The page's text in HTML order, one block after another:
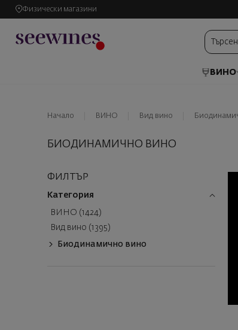
Физически магазини
ВИНО
Начало ВИНО Вид вино
БИОДИНАМИЧНО ВИНО
ФИЛТЪР
Категория
Вид вино (1395)
ВИНО (1424)
Биодинамично вино